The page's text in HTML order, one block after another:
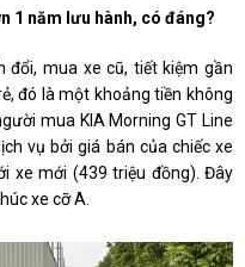
1 năm lưu hành, có đáng?
đổi, mua xe cũ, tiết kiệm gần
đó là một khoảng tiền không
mua KIA Morning GT Line
vụ bởi giá bán của chiếc xe
xe mới (439 triệu đồng). Đây
xe cỡ A.